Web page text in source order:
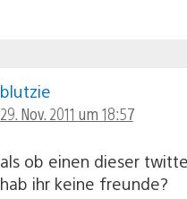
blutzie
29. Nov. 2011 um 18:57
als ob einen dieser
hab ihr keine freunde?